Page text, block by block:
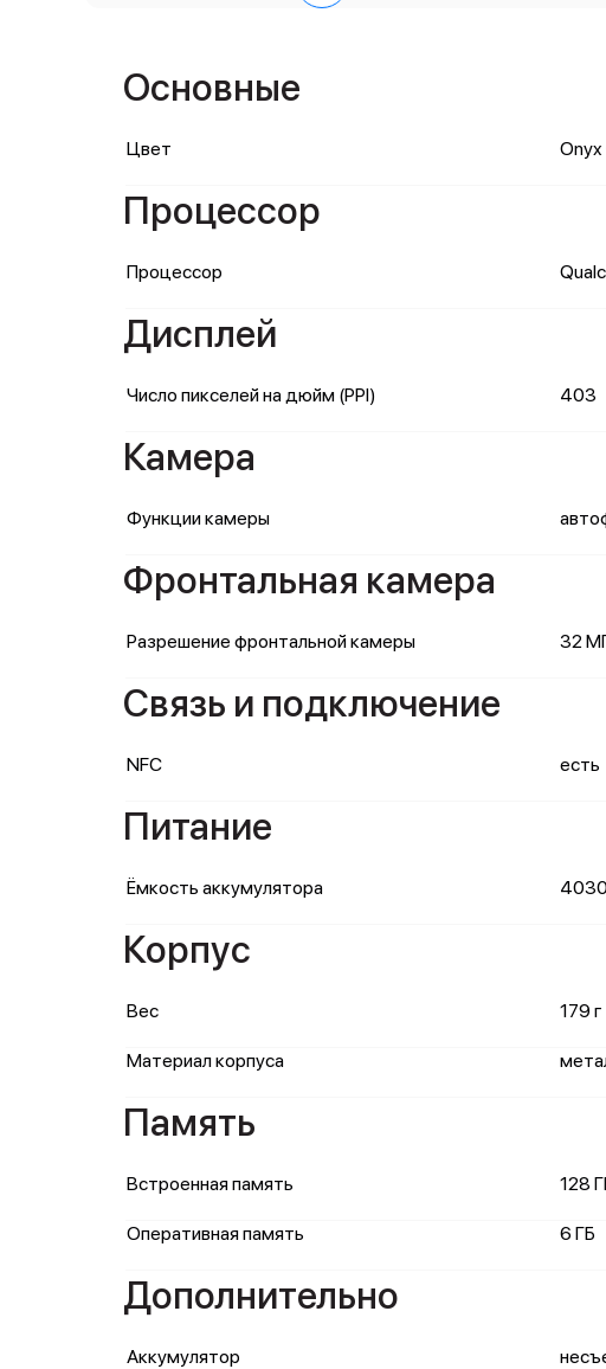
Основные
Цвет
Процессор
Процессор
Дисплей
Число пикселей на дюйм (PPI) 403
Камера
Функции камеры
Фронтальная камера
Разрешение фронтальной камеры 32
Связь и подключение
NFC есть
Питание
Ёмкость аккумулятора
Корпус
Вес 179 г
Материал корпуса
Память
Встроенная память 128
Оперативная память 6 ГБ
Дополнительно
Аккумулятор